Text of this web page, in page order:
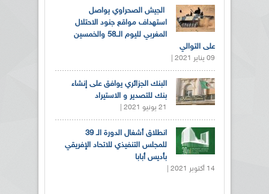
الجيش الصحراوي يواصل
استهداف مواقع جنود الاحتلال
المغربي لليوم الــ58 والخمسين
على التوالي
09 يناير 2021 |
البنك الجزائري يوافق على إنشاء
بنك للتصدير و الاستيراد
21 يونيو 2021 |
انطلاق أشغال الدورة الـ 39
للمجلس التنفيذي للاتحاد الإفريقي
بأديس أبابا
14 أكتوبر 2021 |